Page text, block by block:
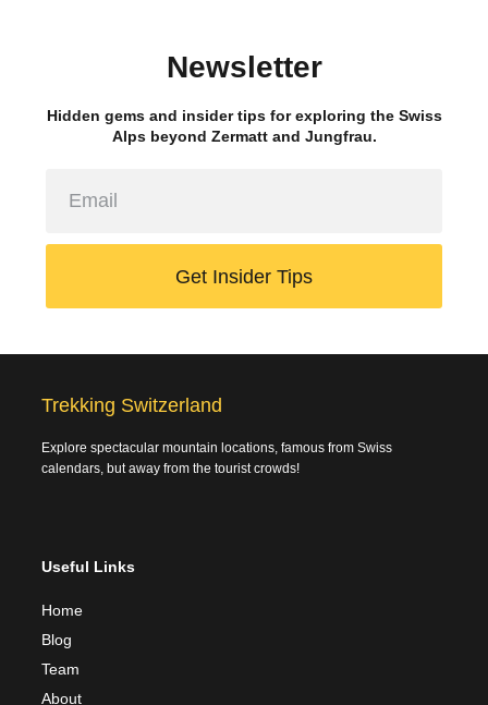
Newsletter
Hidden gems and insider tips for exploring the Swiss
Alps beyond Zermatt and Jungfrau.
Get Insider Tips
Trekking Switzerland
Explore spectacular mountain locations, famous from Swiss
calendars, but away from the tourist crowds!
Useful Links
Home
Blog
Team
About